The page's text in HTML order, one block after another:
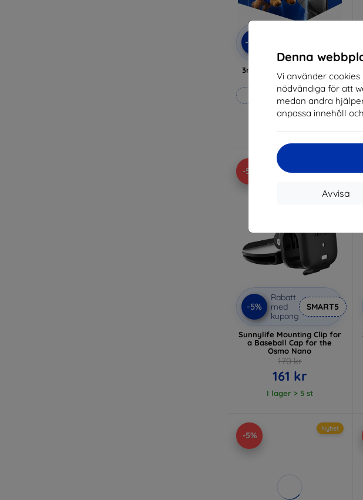
Denna
Vi använder
nödvändiga för att
medan andra
anpassa innehåll
Avvisa
-10%
kupong
3mk Pure Matt protective
glass
Tillverkat efter mått
170 kr
I lager > 5 st
-5%
-5%
Rabatt
med
kupong
SMART5
Sunnylife Mounting Clip for
a Baseball Cap for the
Osmo Nano
170 kr
161 kr
I lager > 5 st
-5%
Nyhet